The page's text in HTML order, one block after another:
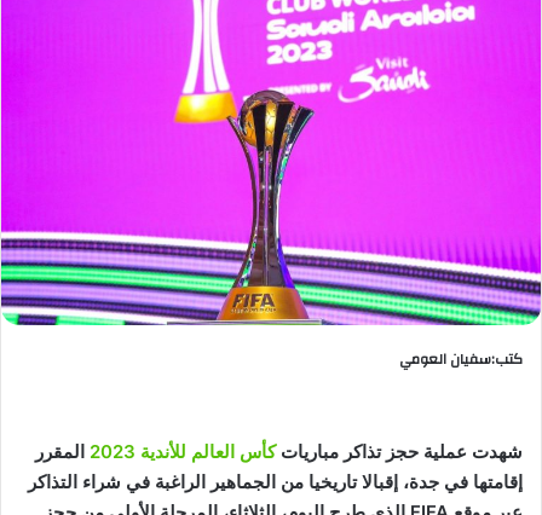
كتب:سفيان العومي
شهدت عملية حجز تذاكر مبارياتكأس العالم للأندية 2023
المقرر
إقامتها في جدة، إقبالا تاريخيا من الجماهير الراغبة في شراء التذاكر